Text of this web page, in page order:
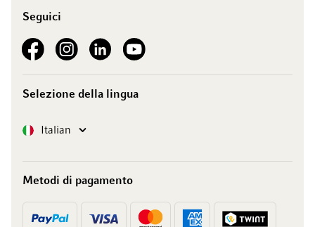
Seguici
See our FacebookSee our Instagram account
See our LinkedInSee our YouTube channel
Selezione della lingua
Lingua Italian
Metodi di pagamento